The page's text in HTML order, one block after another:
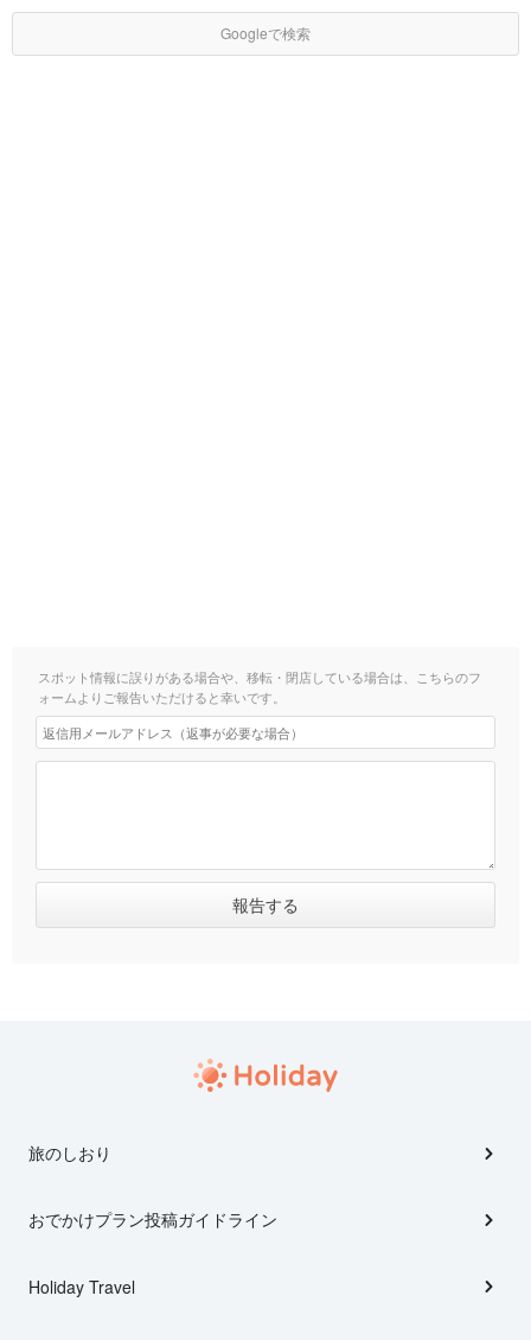
Googleで検索
スポット情報に誤りがある場合や、移転・閉店している場合は、こちらのフ
ォームよりご報告いただけると幸いです。
旅のしおり
おでかけプラン投稿ガイドライン
Holiday Travel